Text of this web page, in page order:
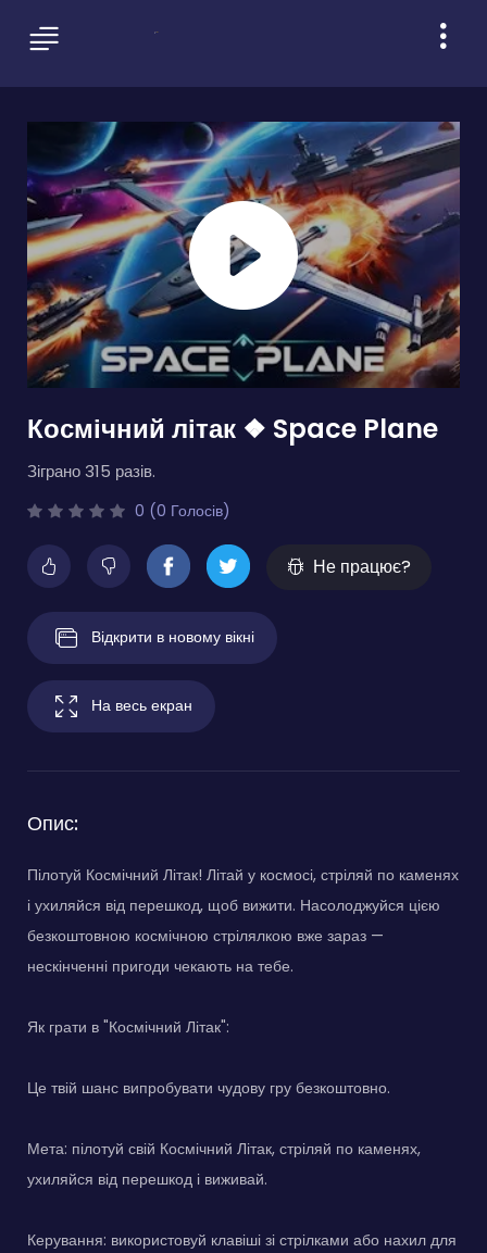
Космічний літак ❖ Space Plane
Зіграно 315 разів.
0 (0 Голосів)
Не працює?
Відкрити в новому вікні
На весь екран
Опис:
Пілотуй Космічний Літак! Літай у космосі, стріляй по каменях
і ухиляйся від перешкод, щоб вижити. Насолоджуйся цією
безкоштовною космічною стрілялкою вже зараз —
нескінченні пригоди чекають на тебе.
Як грати в "Космічний Літак":
Це твій шанс випробувати чудову гру безкоштовно.
Мета: пілотуй свій Космічний Літак, стріляй по каменях,
ухиляйся від перешкод і виживай.
Керування: використовуй клавіші зі стрілками або нахил для